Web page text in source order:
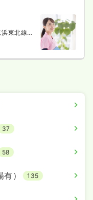
一般病院
東北線）
37
58
） 135